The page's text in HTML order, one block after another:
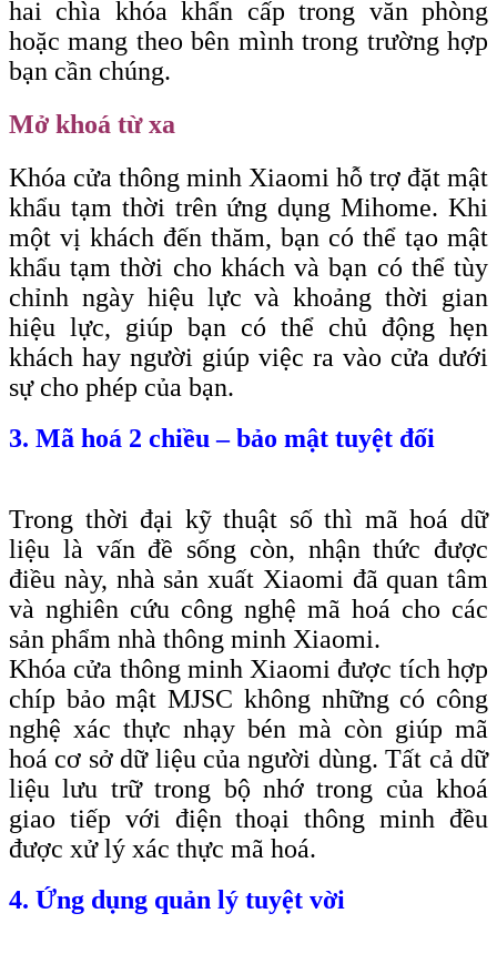
hai chìa khóa khẩn cấp trong văn phòng
hoặc mang theo bên mình trong trường hợp
bạn cần chúng.
Mở khoá từ xa
Khóa cửa thông minh Xiaomi hỗ trợ đặt mật
khẩu tạm thời trên ứng dụng Mihome. Khi
một vị khách đến thăm, bạn có thể tạo mật
khẩu tạm thời cho khách và bạn có thể tùy
chỉnh ngày hiệu lực và khoảng thời gian
hiệu lực, giúp bạn có thể chủ động hẹn
khách hay người giúp việc ra vào cửa dưới
sự cho phép của bạn.
3. Mã hoá 2 chiều – bảo mật tuyệt đối
Trong thời đại kỹ thuật số thì mã hoá dữ
liệu là vấn đề sống còn, nhận thức được
điều này, nhà sản xuất Xiaomi đã quan tâm
và nghiên cứu công nghệ mã hoá cho các
sản phẩm nhà thông minh Xiaomi.
Khóa cửa thông minh Xiaomi được tích hợp
chíp bảo mật MJSC không những có công
nghệ xác thực nhạy bén mà còn giúp mã
hoá cơ sở dữ liệu của người dùng. Tất cả dữ
liệu lưu trữ trong bộ nhớ trong của khoá
giao tiếp với điện thoại thông minh đều
được xử lý xác thực mã hoá.
4. Ứng dụng quản lý tuyệt vời